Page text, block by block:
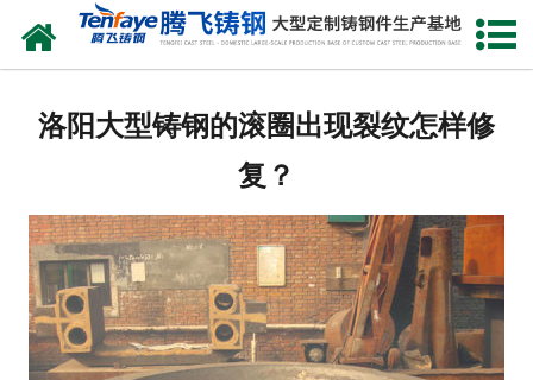
网站首页
新闻中心
客户案例
生产能力
洛阳大型铸钢的滚圈出现裂纹怎样修
复？